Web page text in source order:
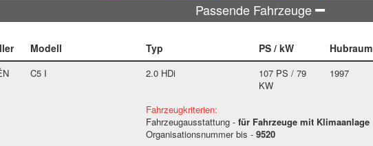
Passende Fahrzeuge
Modell Typ PS / kW Hubraum
C5 I 2.0 HDi
107 PS / 79
KW
1997
Fahrzeugkriterien:
Fahrzeugausstattung - für Fahrzeuge mit Klimaanlage
Organisationsnummer bis - 9520